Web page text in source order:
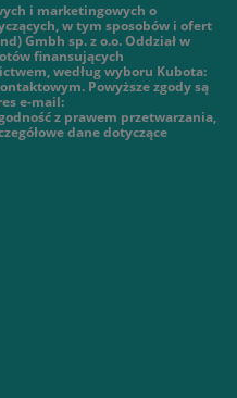
i marketingowych o
w tym sposobów i ofert
Gmbh sp. z o.o. Oddział w
finansujących
według wyboru Kubota:
Powyższe zgody są
e-mail:
z prawem przetwarzania,
dane dotyczące